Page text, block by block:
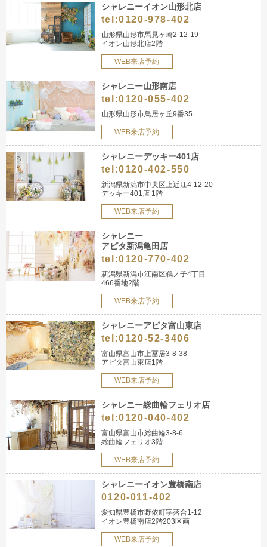
シャレニーイオン山形北店
tel:0120-978-402
山形県山形市馬見ヶ崎2-12-19
イオン山形北店2階
WEB来店予約
シャレニー山形南店
tel:0120-055-402
山形県山形市鳥居ヶ丘9番35
WEB来店予約
シャレニーデッキー401店
tel:0120-402-550
新潟県新潟市中央区上近江4-12-20
デッキー401店 1階
WEB来店予約
シャレニー
アピタ新潟亀田店
tel:0120-770-402
新潟県新潟市江南区鵜ノ子4丁目
466番地2階
WEB来店予約
シャレニーアピタ富山東店
tel:0120-52-3406
富山県富山市上冨居3-8-38
アピタ富山東店1階
WEB来店予約
シャレニー総曲輪フェリオ店
tel:0120-040-402
富山県富山市総曲輪3-8-6
総曲輪フェリオ3階
WEB来店予約
シャレニーイオン豊橋南店
0120-011-402
愛知県豊橋市野依町字落合1-12
イオン豊橋南店2階203区画
WEB来店予約